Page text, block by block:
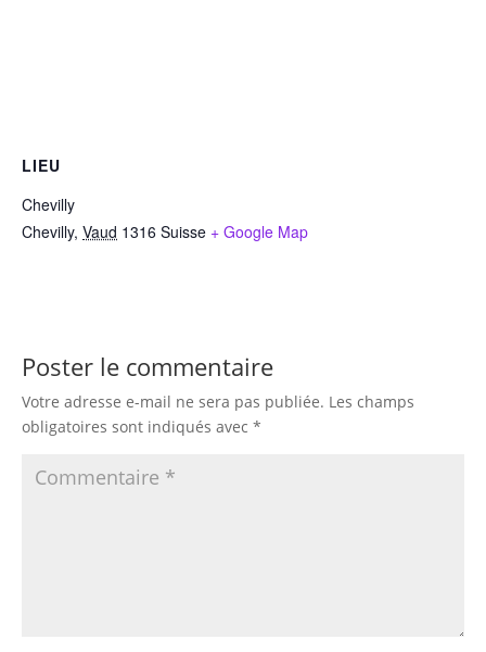
LIEU
Chevilly
Chevilly, Vaud 1316 Suisse + Google Map
Poster le commentaire
Votre adresse e-mail ne sera pas publiée. Les champs
obligatoires sont indiqués avec *